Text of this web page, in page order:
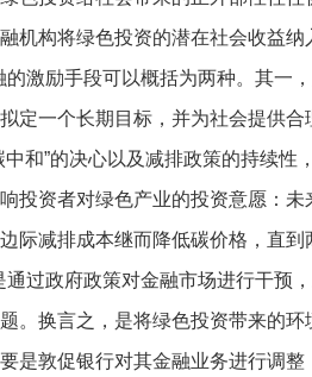
机构将绿色投资的潜在社会收益纳
的激励手段可以概括为两种。其一
定一个长期目标，并为社会提供
中和”的决心以及减排政策的持续
投资者对绿色产业的投资意愿：
际减排成本继而降低碳价格，直
通过政府政策对金融市场进行干预
。换言之，是将绿色投资带来的
是敦促银行对其金融业务进行调整